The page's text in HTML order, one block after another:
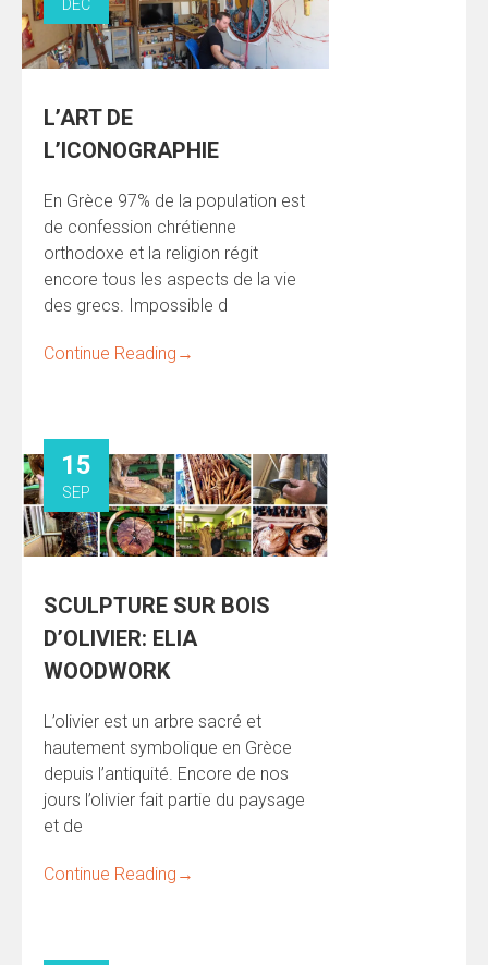
DÉC
L’ART DE
L’ICONOGRAPHIE
En Grèce 97% de la population est
de confession chrétienne
orthodoxe et la religion régit
encore tous les aspects de la vie
des grecs. Impossible d
Continue Reading →
15
SEP
SCULPTURE SUR BOIS
D’OLIVIER: ELIA
WOODWORK
L’olivier est un arbre sacré et
hautement symbolique en Grèce
depuis l’antiquité. Encore de nos
jours l’olivier fait partie du paysage
et de
Continue Reading →